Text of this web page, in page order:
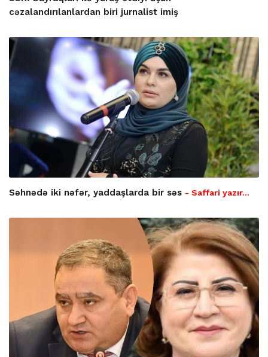
cəzalandırılanlardan biri jurnalist imiş
Səhnədə iki nəfər, yaddaşlarda bir səs - Saffari yazır…